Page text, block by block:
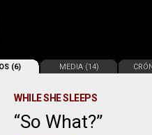
(6) MEDIA (14)
WHILE SHE SLEEPS
So What?